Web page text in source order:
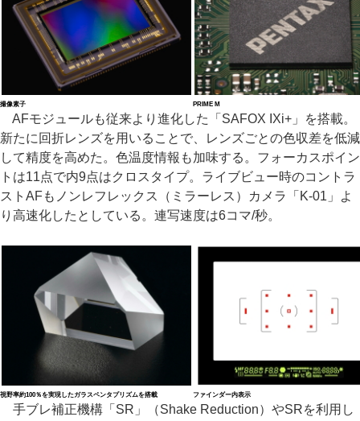
撮像素子 PRIME M
AFモジュールも従来より進化した「SAFOX IXi+」を搭載。
新たに回折レンズを用いることで、レンズごとの色収差を低減
して精度を高めた。色温度情報も加味する。フォーカスポイン
トは11点で内9点はクロスタイプ。ライブビュー時のコントラ
ストAFもノンレフレックス（ミラーレス）カメラ「K-01」よ
り高速化したとしている。連写速度は6コマ/秒。
視野率約100％を実現したガラスペンタプリズムを搭載 ファインダー内表示
手ブレ補正機構「SR」（Shake Reduction）やSRを利用し